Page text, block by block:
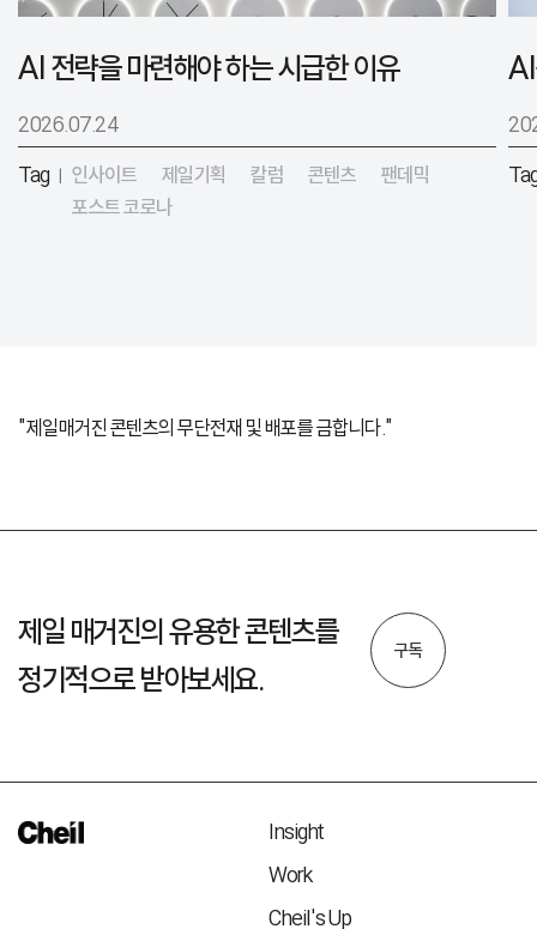
AI 전략을 마련해야 하는 시급한 이유
2026.07.24
Tag | 인사이트 제일기획 칼럼 콘텐츠
팬데믹
포스트 코로나
"제일매거진 콘텐츠의 무단전재 및 배포를 금합니다."
제일 매거진의 유용한 콘텐츠를
정기적으로 받아보세요.
구독
Insight
Work
Cheil's Up